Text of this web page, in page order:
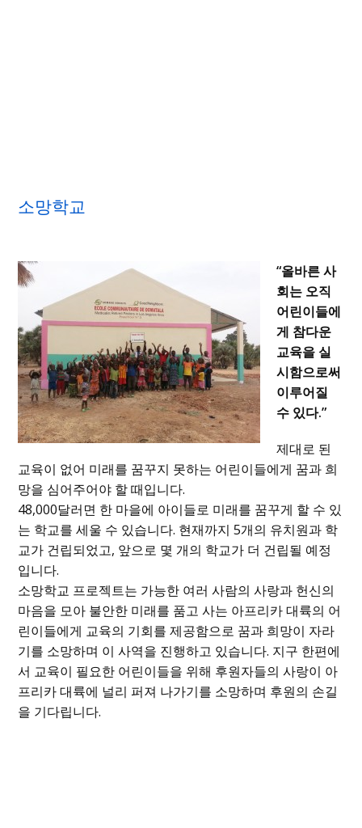
소망학교
“올바른 사
회는 오직
어린이들에
게 참다운
교육을 실
시함으로써
이루어질
수 있다.”
제대로 된
교육이 없어 미래를 꿈꾸지 못하는 어린이들에게 꿈과 희
망을 심어주어야 할 때입니다.
48,000달러면 한 마을에 아이들로 미래를 꿈꾸게 할 수 있
는 학교를 세울 수 있습니다. 현재까지 5개의 유치원과 학
교가 건립되었고, 앞으로 몇 개의 학교가 더 건립될 예정
입니다.
소망학교 프로젝트는 가능한 여러 사람의 사랑과 헌신의
마음을 모아 불안한 미래를 품고 사는 아프리카 대륙의 어
린이들에게 교육의 기회를 제공함으로 꿈과 희망이 자라
기를 소망하며 이 사역을 진행하고 있습니다. 지구 한편에
서 교육이 필요한 어린이들을 위해 후원자들의 사랑이 아
프리카 대륙에 널리 퍼져 나가기를 소망하며 후원의 손길
을 기다립니다.